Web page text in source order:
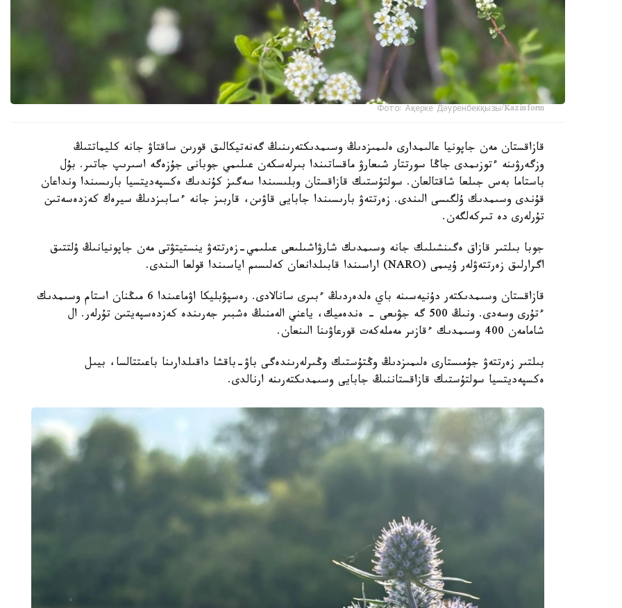
Фото: Ақерке Дәуренбекқызы/Kazinform
قازاقستان مەن جاپونيا عالىمدارى ەلىمىزدىڭ وسىمدىكتەرىنىڭ گەنەتيكالىق قورىن ساقتاۋ جانە كليماتتىڭ
وزگەرۋىنە ءتوزىمدى جاڭا سورتتار شىعارۋ ماقساتىندا بىرلەسكەن عىلىمي جوبانى جۇزەگە اسىرىپ جاتىر. بۇل
باستاما بەس جىلعا شاقتالعان. سولتۇستىك قازاقستان وبلىسىندا سەگىز كۇندىك ەكسپەديتسيا بارىسىندا ونداعان
قۇندى وسىمدىك ۇلگىسى الىندى. زەرتتەۋ بارىسىندا جابايى قاۋىن، قاربىز جانە ءسابىزدىڭ سيرەك كەزدەسەتىن
تۇرلەرى دە تىركەلگەن.
جوبا بىلتىر قازاق ەگىنشىلىك جانە وسىمدىك شارۋاشىلىعى عىلىمي-زەرتتەۋ ينستيتۋتى مەن جاپونيانىڭ ۇلتتىق
اگرارلىق زەرتتەۋلەر ۇيىمى (NARO) اراسىندا قابىلدانعان كەلىسىم اياسىندا قولعا الىندى.
قازاقستان وسىمدىكتەر دۇنيەسىنە باي ەلدەردىڭ ءبىرى سانالادى. رەسپۋبليكا اۋماعىندا 6 مىڭنان استام وسىمدىك
ءتۇرى وسەدى. ونىڭ 500 گە جۋىعى - ەندەميك، ياعني الەمنىڭ ەشبىر جەرىندە كەزدەسپەيتىن تۇرلەر. ال
شامامەن 400 وسىمدىك ءقازىر مەملەكەت قورعاۋىنا الىنعان.
بىلتىر زەرتتەۋ جۇمىستارى ەلىمىزدىڭ وڭتۇستىك وڭىرلەرىندەگى باۋ-باقشا داقىلدارىنا باعىتتالسا، بيىل
ەكسپەديتسيا سولتۇستىك قازاقستاننىڭ جابايى وسىمدىكتەرىنە ارنالدى.